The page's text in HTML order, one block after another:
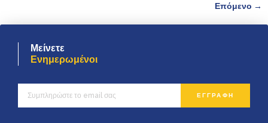
Επόμενο →
Μείνετε
Ενημερωμένοι
ΕΓΓΡΑΦΗ